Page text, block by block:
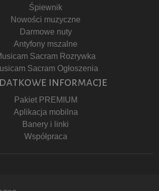
Śpiewnik
Nowości muzyczne
Darmowe nuty
Antyfony mszalne
Sacram Rozrywka
Sacram Ogłoszenia
informacje
Pakiet PREMIUM
Aplikacja mobilna
Banery i linki
Współpraca